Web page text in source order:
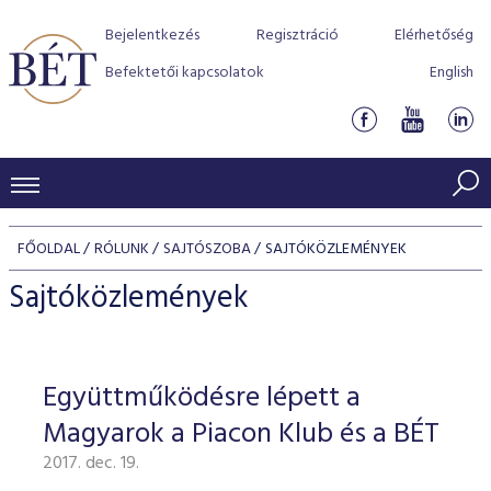
Bejelentkezés Regisztráció
Elérhetőség
Befektetői kapcsolatok
English
KERESKEDÉSI ADATOK
INDEXEK
Jelzáloglevél indexek
Vállalati kötvény indexek
Azonnali Piac
Részvények
Származékos piac
BEFEKTETŐK
Részvény szekció
Hitelpapír szekció
BÉT szabályzatok
Befektetővédelem
Alkalmazott díjstruktúra
Elszámolás
Részvény és vállalati kötvény tőzsdei bevezetését
program
BÉT Xtend - Részvénypiac egyszerűen
TŐZSDETAGOK
Tőzsdetagok, üzletkötők
VENDOROK
FŐOLDAL RÓLUNK SAJTÓSZOBA SAJTÓKÖZLEMÉNYEK
Sajtóközlemények
Együttműködésre lépett a
Magyarok a Piacon Klub és a BÉT
2017. dec. 19.